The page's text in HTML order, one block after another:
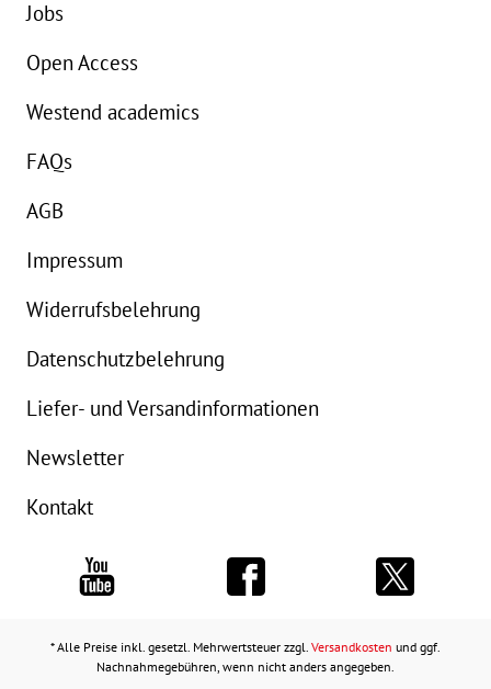
Jobs
Open Access
Westend academics
FAQs
AGB
Impressum
Widerrufsbelehrung
Datenschutzbelehrung
Liefer- und Versandinformationen
Newsletter
Kontakt
* Alle Preise inkl. gesetzl. Mehrwertsteuer zzgl. Versandkosten und ggf.
Nachnahmegebühren, wenn nicht anders angegeben.